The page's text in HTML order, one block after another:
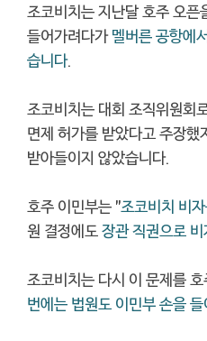
조코비치는 지난달 호주 오픈
들어가려다가멜버른 공항에
습니다.
조코비치는 대회 조직위원회
면제 허가를 받았다고 주장
받아들이지 않았습니다.
호주 이민부는 "조코비치 비
원 결정에도장관 직권으로
조코비치는 다시 이 문제를
번에는 법원도 이민부 손을